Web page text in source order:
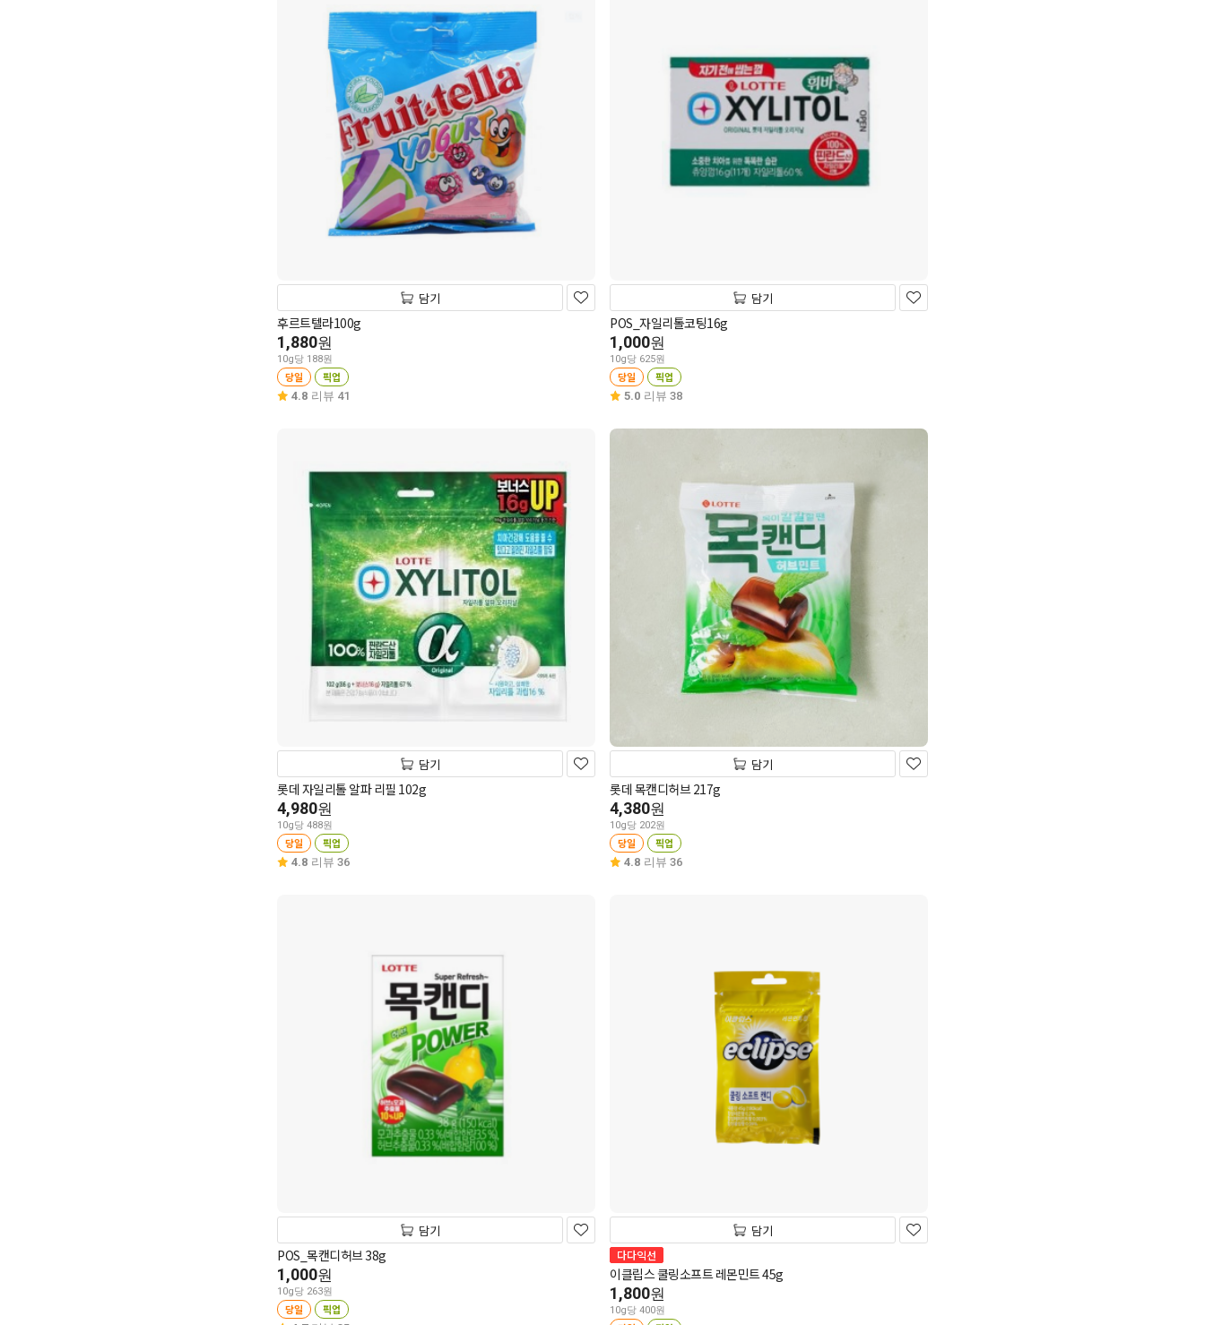
담기
후르트텔라100g
1,880원
10g당 188원
당일 픽업
4.8 리뷰 41
담기
POS_자일리톨코팅16g
1,000원
10g당 625원
당일 픽업
5.0 리뷰 38
담기
롯데 자일리톨 알파 리필 102g
4,980원
10g당 488원
당일 픽업
4.8 리뷰 36
담기
롯데 목캔디허브 217g
4,380원
10g당 202원
당일 픽업
4.8 리뷰 36
담기
POS_목캔디허브 38g
1,000원
10g당 263원
당일 픽업
담기
다다익선
이클립스 쿨링소프트 레몬민트 45g
1,800원
10g당 400원